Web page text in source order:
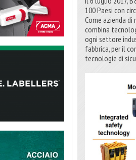
100 Paesi con
Come azienda
combina
ogni settore
fabbrica, per il
tecnologie di